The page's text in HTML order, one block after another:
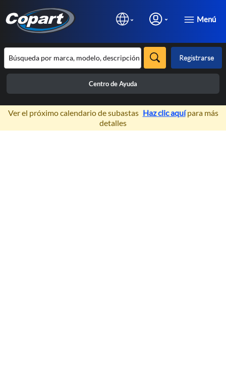
Menú
Registrarse
Centro de Ayuda
×
Ver el próximo calendario de subastas Haz clic aquípara más
detalles